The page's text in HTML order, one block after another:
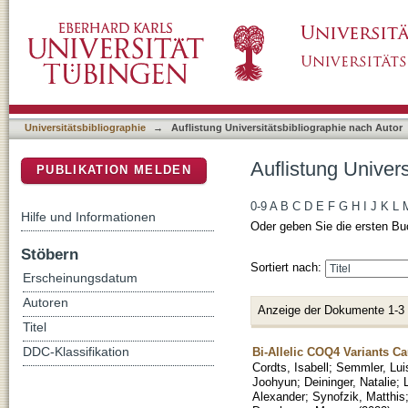
Universitätsbibliographie → Auflistung Universitätsbibliographie nach Autor
Auflistung
0-9 A B C D E F G H J K L
Oder geben Sie die ersten
Sortiert nach:
Anzeige der Dokumente 1-3
Bi-Allelic COQ4 Variants
Cordts, Isabell; Semmler,
Joohyun; Deininger, Natalie;
Alexander; Synofzik, Matthis
PUBLIKATION MELDEN
Hilfe und Informationen
Stöbern
Erscheinungsdatum
Autoren
Titel
DDC-Klassifikation